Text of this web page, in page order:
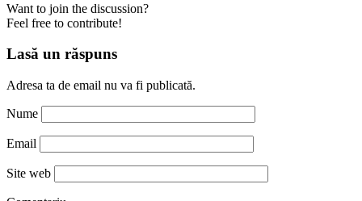
Want to join the discussion?
Feel free to contribute!
Lasă un răspuns
Adresa ta de email nu va fi publicată.
Nume
Email
Site web